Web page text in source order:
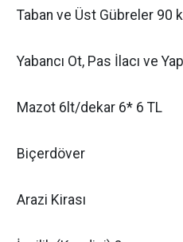
Taban ve Üst Gübreler 90
Yabancı Ot, Pas İlacı ve
Mazot 6lt/dekar 6* 6 TL
Biçerdöver
Arazi Kirası